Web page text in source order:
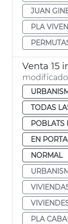
JUAN
PLA
TODAS
POBLATS
EN
NORMAL
PLA